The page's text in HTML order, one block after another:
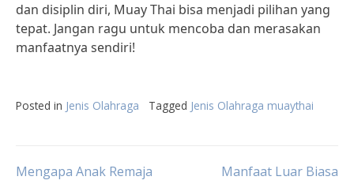
dan disiplin diri, Muay Thai bisa menjadi pilihan yang
tepat. Jangan ragu untuk mencoba dan merasakan
manfaatnya sendiri!
Posted in Jenis Olahraga Tagged Jenis Olahraga muaythai
Mengapa Anak Remaja
Manfaat Luar Biasa